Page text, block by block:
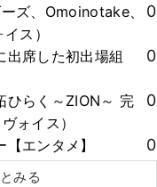
ズ、Omoinotake、
ス）
0
出席した初出場組
0
ひらく～ZION～ 完
ォイス）
0
エンタメ】 0
みる